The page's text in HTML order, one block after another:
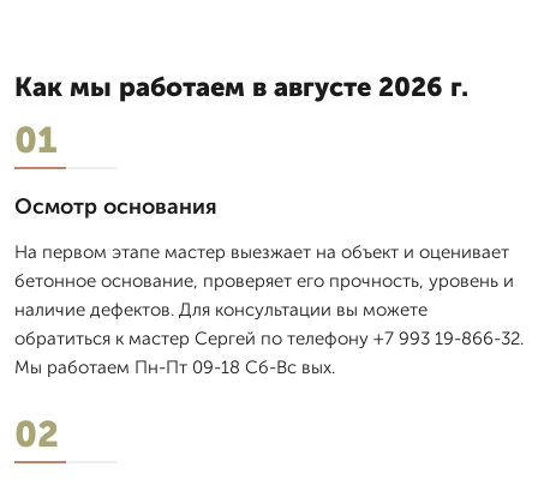
Как мы работаем в августе 2026 г.
01
Осмотр основания
На первом этапе мастер выезжает на объект и оценивает
бетонное основание, проверяет его прочность, уровень и
наличие дефектов. Для консультации вы можете
обратиться к мастер Сергей по телефону +7 993 19-866-32.
Мы работаем Пн-Пт 09-18 Сб-Вс вых.
02